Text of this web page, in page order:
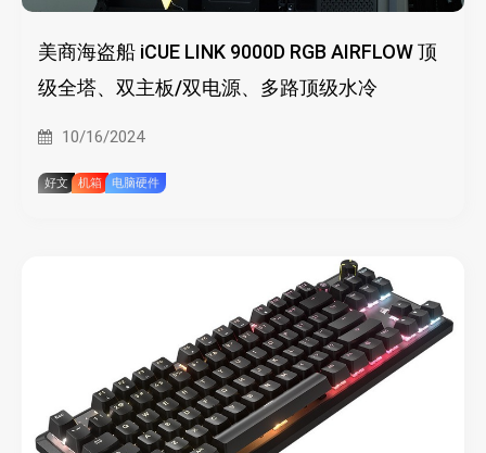
美商海盗船 iCUE LINK 9000D RGB AIRFLOW 顶
级全塔、双主板/双电源、多路顶级水冷
10/16/2024
好文 机箱 电脑硬件